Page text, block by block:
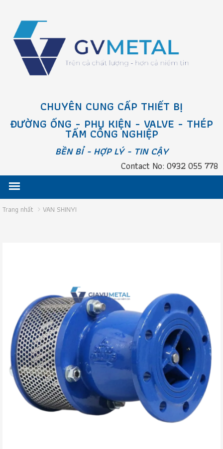
CHUYÊN CUNG CẤP THIẾT BỊ
ĐƯỜNG ỐNG - PHỤ KIỆN - VALVE - THÉP
TẤM CÔNG NGHIỆP
BỀN BỈ - HỢP LÝ - TIN CẬY
Contact No: 0932 055 778
Trang nhất VAN SHINYI